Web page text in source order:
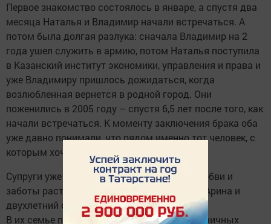
Первое знакомство состоялось в январе, а спустя два
месяца Наталья и Владимир начали встречаться. А
потом была долгая разлука: сначала Владимир на 2
года ушел служить в армию, потом Наталья поступила
в Казанский институт экономики, управления и права и
уже Владимиру пришлось дожидаться, когда
возлюбленная вернется в родной город. Они
поженились в 2005 году – спустя 6,5 лет после того, как
начали встречаться. К моменту заключения брака оба
уже давно понимали, что рядом именно тот человек, с
которым хочется прожить всю жизнь.
Супруги уже 13 лет в браке. В атмосфере любви и
заботы растут двое детей – старшая дочь Арина и
двухлетний сын Артем.
В их семье празднуют две семейных праздничных